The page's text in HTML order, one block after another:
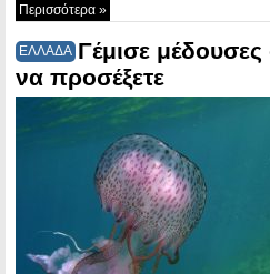
Περισσότερα »
ΕΛΛΑΔΑ Γέμισε μέδουσες
να προσέξετε